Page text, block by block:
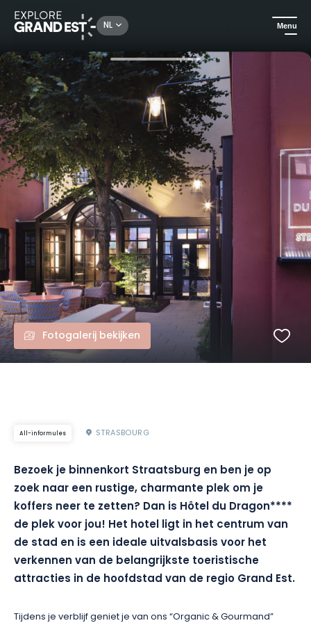
NL Menu
Kijk je ogen uit in de Grand Est Overnachting in het Hôtel du Dragon**** en ontdekking van Straatsburg per boot
Fotogalerij bekijken
All-informules STRASBOURG
Bezoek je binnenkort Straatsburg en ben je op
zoek naar een rustige, charmante plek om je
koffers neer te zetten? Dan is Hôtel du Dragon****
de plek voor jou! Het hotel ligt in het centrum van
de stad en is een ideale uitvalsbasis voor het
verkennen van de belangrijkste toeristische
attracties in de hoofdstad van de regio Grand Est.
Tijdens je verblijf geniet je van ons “Organic & Gourmand”